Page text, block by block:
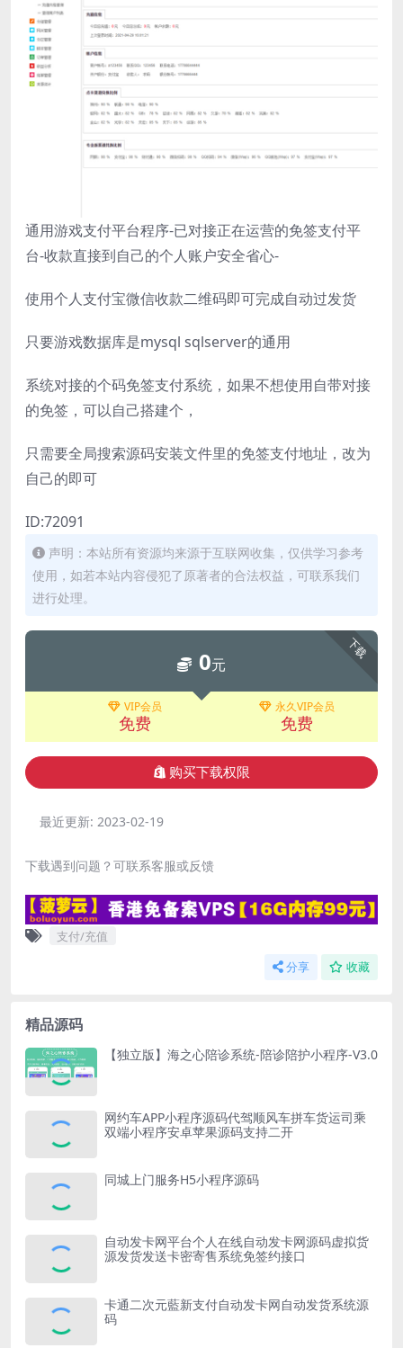
通用游戏支付平台程序-已对接正在运营的免签支付平
台-收款直接到自己的个人账户安全省心-
使用个人支付宝微信收款二维码即可完成自动过发货
只要游戏数据库是mysql sqlserver的通用
系统对接的个码免签支付系统，如果不想使用自带对接
的免签，可以自己搭建个，
只需要全局搜索源码安装文件里的免签支付地址，改为
自己的即可
ID:72091
声明：本站所有资源均来源于互联网收集，仅供学习参考
使用，如若本站内容侵犯了原著者的合法权益，可联系我们
进行处理。
下载
0元
VIP会员
免费
永久VIP会员
免费
购买下载权限
最近更新: 2023-02-19
下载遇到问题？可联系客服或反馈
支付/充值
分享 收藏
精品源码
【独立版】海之心陪诊系统-陪诊陪护小程序-V3.0
网约车APP小程序源码代驾顺风车拼车货运司乘
双端小程序安卓苹果源码支持二开
同城上门服务H5小程序源码
自动发卡网平台个人在线自动发卡网源码虚拟货
源发货发送卡密寄售系统免签约接口
卡通二次元藍新支付自动发卡网自动发货系统源
码